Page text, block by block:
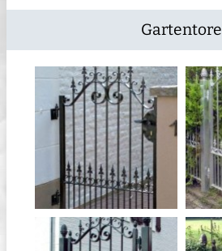
Gartentore